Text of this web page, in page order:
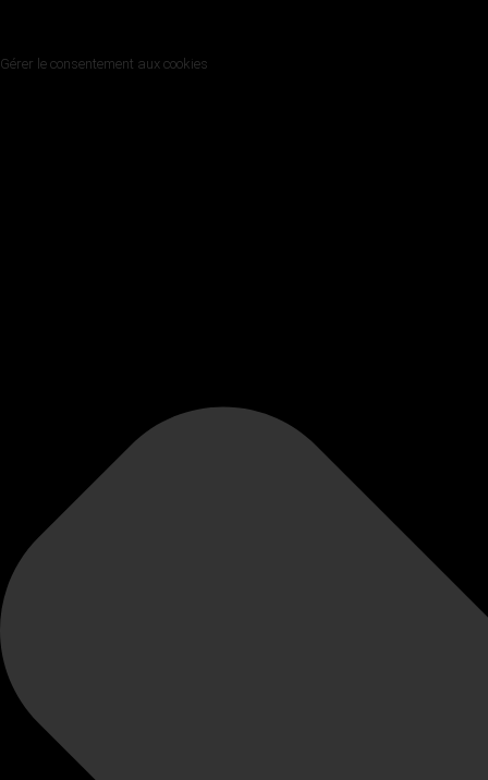
Gérer le consentement aux cookies